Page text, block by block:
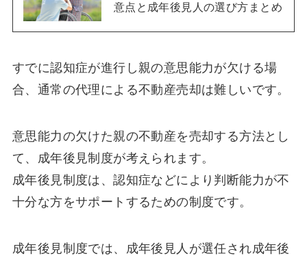
意点と成年後見人の選び方まとめ
すでに認知症が進行し親の意思能力が欠ける場
合、通常の代理による不動産売却は難しいです。
意思能力の欠けた親の不動産を売却する方法とし
て、成年後見制度が考えられます。
成年後見制度は、認知症などにより判断能力が不
十分な方をサポートするための制度です。
成年後見制度では、成年後見人が選任され成年後